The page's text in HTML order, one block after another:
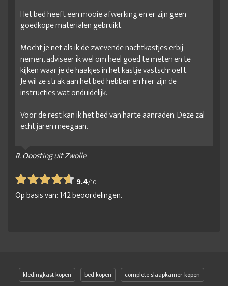
Het bed heeft een mooie afwerking en er zijn geen
goedkope materialen gebruikt.
Mocht je net als ik de zwevende nachtkastjes erbij
nemen, adviseer ik wel om heel goed te meten en te
kijken waar je de haakjes in het kastje vastschroeft.
Je wil ze strak aan het bed hebben en hier zijn de
instructies wat onduidelijk.
Voor de rest kan ik het bed van harte aanraden. Deze zal
echt jaren meegaan.
R. Ooosting uit Zwolle
9.4/10
Op basis van:142beoordelingen.
kledingkast kopen bed kopen complete slaapkamer kopen